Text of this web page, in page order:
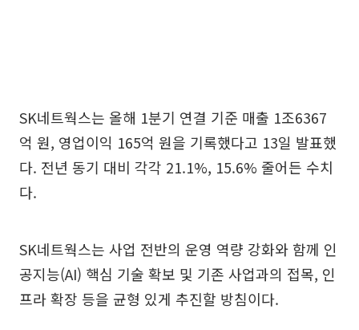
SK네트웍스는 올해 1분기 연결 기준 매출 1조6367
억 원, 영업이익 165억 원을 기록했다고 13일 발표했
다. 전년 동기 대비 각각 21.1%, 15.6% 줄어든 수치
다.
SK네트웍스는 사업 전반의 운영 역량 강화와 함께 인
공지능(AI) 핵심 기술 확보 및 기존 사업과의 접목, 인
프라 확장 등을 균형 있게 추진할 방침이다.